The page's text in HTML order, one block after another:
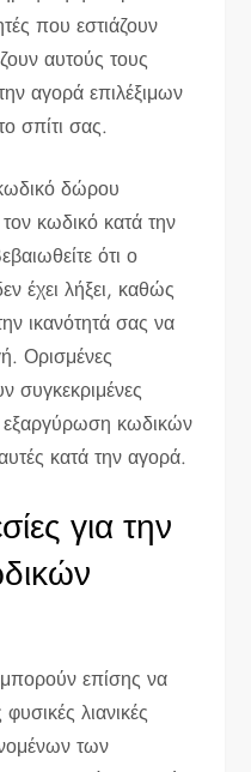
που εστιάζουν
αυτούς τους
αγορά επιλέξιμων
σπίτι σας.
δώρου
κωδικό κατά την
ότι ο
έχει λήξει, καθώς
ικανότητά σας να
Ορισμένες
συγκεκριμένες
εξαργύρωση κωδικών
κατά την αγορά.
για την
επίσης να
λιανικές
των